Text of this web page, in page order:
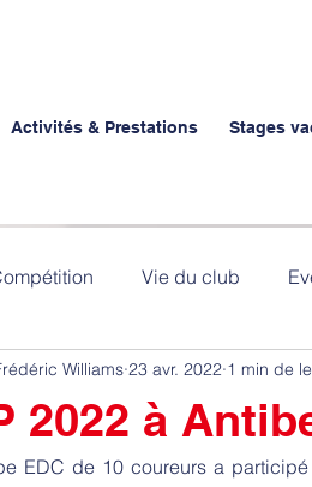
Activités & Prestations Stages
Vie du club
2022 à
Williams 23 avr. 2022 1 min de
EDC de 10 coureurs a